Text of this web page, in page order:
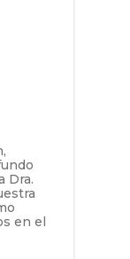
Dra.
en el